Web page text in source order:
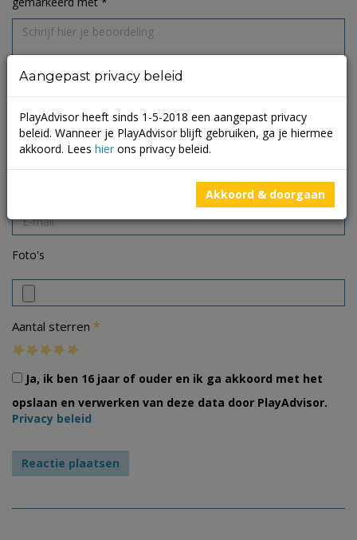
Foto's
Aantal sterren *
Ja, ik ben 16 jaar of ouder en ik ga akkoord met het
opslaan en verwerken van deze data door PlayAdvisor.
Privacy beleid
Aangepast privacy beleid
PlayAdvisor heeft sinds 1-5-2018 een aangepast privacy
beleid. Wanneer je PlayAdvisor blijft gebruiken, ga je hiermee
akkoord. Lees hier ons privacy beleid.
Akkoord & doorgaan